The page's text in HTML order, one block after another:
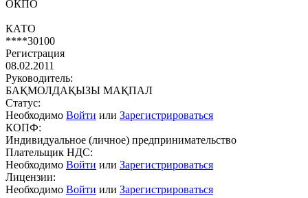
ОКПО
КАТО
****30100
Регистрация
08.02.2011
Руководитель:
БАҚМОЛДАҚЫЗЫ МАҚПАЛ
Статус:
Необходимо Войти или Зарегистрироваться
КОПФ:
Индивидуальное (личное) предпринимательство
Плательщик НДС:
Необходимо Войти или Зарегистрироваться
Лицензии:
Необходимо Войти или Зарегистрироваться